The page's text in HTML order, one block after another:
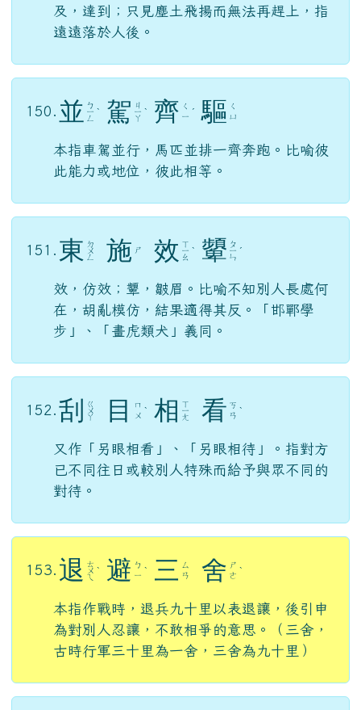
及，達到；只見塵土飛揚而無法再趕上，指
遠遠落於人後。
150. 並 ㄅ
ㄧ
ㄥ
ˋ 駕 ㄐ
ㄧ
ㄚ
ˋ 齊 ㄑ
ㄧ ˊ 驅 ㄑ
ㄩ
本指車駕並行，馬匹並排一齊奔跑。比喻彼
此能力或地位，彼此相等。
151. 東 ㄉ
ㄨ
ㄥ 施 ㄕ 效 ㄒ
ㄧ
ㄠ
ˋ 顰 ㄆ
ㄧ
ㄣ
ˊ
效，仿效；顰，皺眉。比喻不知別人長處何
在，胡亂模仿，結果適得其反。「邯鄲學
步」、「畫虎類犬」義同。
152. 刮 ㄍ
ㄨ
ㄚ 目
ㄇ
ㄨ ˋ 相 ㄒ
ㄧ
ㄤ 看 ㄎ
ㄢ ˋ
又作「另眼相看」、「另眼相待」。指對方
已不同往日或較別人特殊而給予與眾不同的
對待。
153. 退 ㄊ
ㄨ
ㄟ
ˋ 避 ㄅ
ㄧ ˋ 三 ㄙ
ㄢ
舍 ㄕ
ㄜ ˋ
本指作戰時，退兵九十里以表退讓，後引申
為對別人忍讓，不敢相爭的意思。（三舍，
古時行軍三十里為一舍，三舍為九十里）